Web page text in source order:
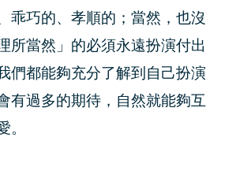
乖巧的、孝順的；當然，也沒
所當然」的必須永遠扮演付出
們都能夠充分了解到自己扮演
有過多的期待，自然就能夠互
。